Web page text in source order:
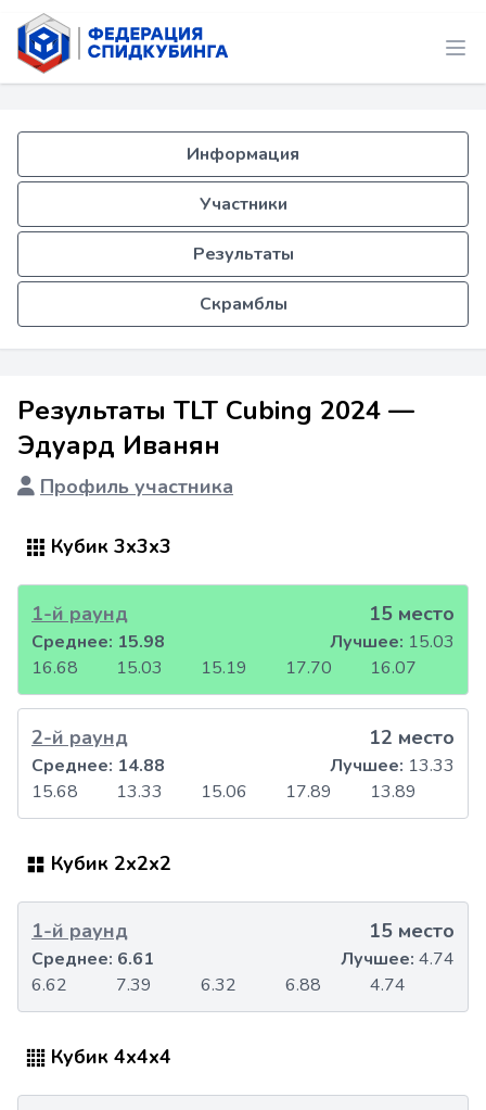
Информация
Участники
Результаты
Скрамблы
Результаты TLT Cubing 2024 —
Эдуард Иванян
Профиль участника
Кубик 3x3x3
1-й раунд 15 место
16.68 15.03 15.19 17.70 16.07
Среднее: 15.98 Лучшее: 15.03
2-й раунд 12 место
15.68 13.33 15.06 17.89 13.89
Среднее: 14.88 Лучшее: 13.33
Кубик 2x2x2
1-й раунд 15 место
6.62 7.39 6.32 6.88 4.74
Среднее: 6.61 Лучшее: 4.74
Кубик 4x4x4